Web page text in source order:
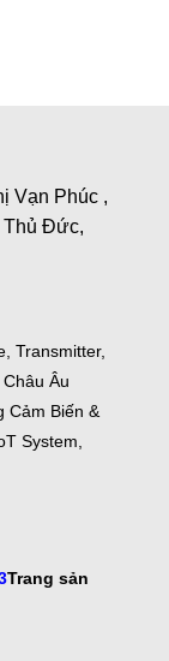
Vạn Phúc ,
Thủ Đức,
Transmitter,
Âu
Cảm Biến &
System,
Trang sản